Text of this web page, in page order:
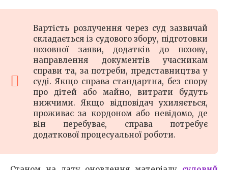
Вартість розлучення через суд зазвичай
складається із судового збору, підготовки
позовної заяви, додатків до позову,
направлення документів учасникам
справи та, за потреби, представництва у
суді. Якщо справа стандартна, без спору
про дітей або майно, витрати будуть
нижчими. Якщо відповідач ухиляється,
проживає за кордоном або невідомо, де
він перебуває, справа потребує
додаткової процесуальної роботи.